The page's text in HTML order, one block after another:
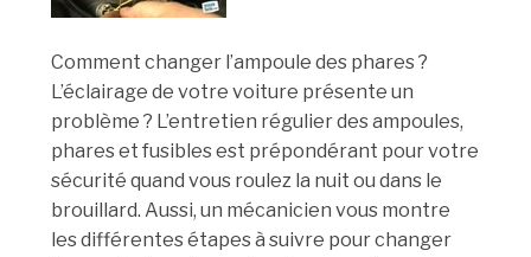
Comment changer l’ampoule des phares ?
L’éclairage de votre voiture présente un
problème ? L’entretien régulier des ampoules,
phares et fusibles est prépondérant pour votre
sécurité quand vous roulez la nuit ou dans le
brouillard. Aussi, un mécanicien vous montre
les différentes étapes à suivre pour changer